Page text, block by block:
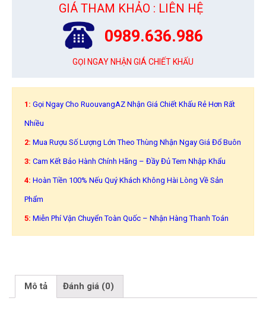
GIÁ THAM KHẢO : LIÊN HỆ
0989.636.986
GỌI NGAY NHẬN GIÁ CHIẾT KHẤU
1: Gọi Ngay Cho RuouvangAZ Nhận Giá Chiết Khấu Rẻ Hơn Rất
Nhiều
2: Mua Rượu Số Lượng Lớn Theo Thùng Nhận Ngay Giá Đổ Buôn
3: Cam Kết Bảo Hành Chính Hãng – Đầy Đủ Tem Nhập Khẩu
4: Hoàn Tiền 100% Nếu Quý Khách Không Hài Lòng Về Sản
Phẩm
5: Miễn Phí Vận Chuyển Toàn Quốc – Nhận Hàng Thanh Toán
Mô tả Đánh giá (0)